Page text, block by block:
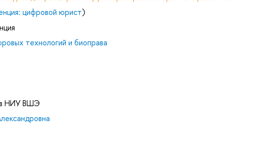
цифровой юрист)
технологий и биоправа
НИУ ВШЭ